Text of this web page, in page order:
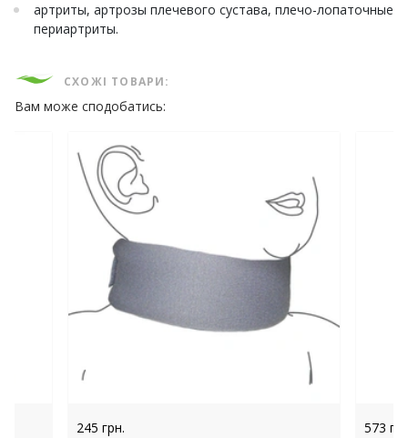
артриты, артрозы плечевого сустава, плечо-лопаточные
периартриты.
СХОЖІ ТОВАРИ:
Вам може сподобатись:
245 грн.
573